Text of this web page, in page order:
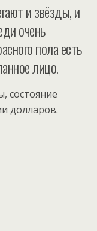
и звёзды, и
очень
пола есть
лицо.
состояние
долларов.